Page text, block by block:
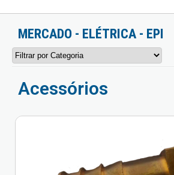
MERCADO - ELÉTRICA - EPI
Acessórios